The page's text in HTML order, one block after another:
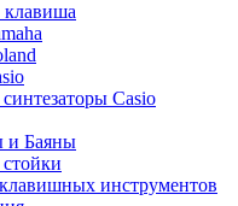
Casio
и Баяны
инструментов